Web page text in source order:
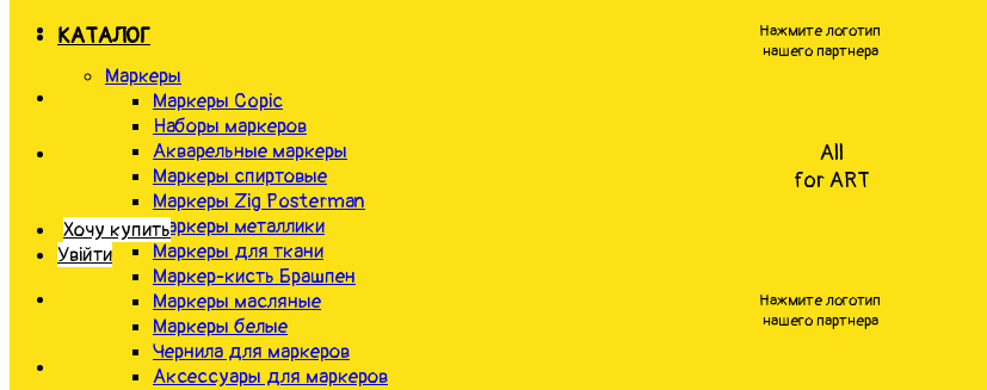
КАТАЛОГ
Маркеры
Маркеры Copic
Наборы маркеров
Акварельные маркеры
Маркеры спиртовые
Маркеры Zig Posterman
Маркеры металлики
Маркеры для ткани
Маркер-кисть Брашпен
Маркеры масляные
Маркеры белые
Чернила для маркеров
Аксессуары для маркеров
Нажмите логотип
нашего партнера
All
for ART
Хочу купить
Увійти
Нажмите логотип
нашего партнера